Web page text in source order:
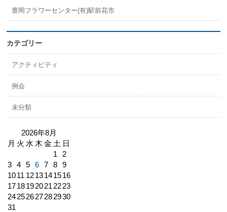
豊岡フラワーセンター(有)駅前花市
カテゴリー
アクティビティ
例会
未分類
2026年8月
月 火 水 木 金 土 日
1
2
3
4 5 6 7 8
9
1011 1213141516
1718192021 2223
24252627282930
31